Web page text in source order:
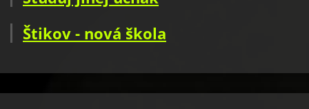
Štikov - nová škola